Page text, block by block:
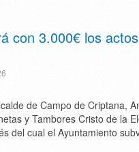
con 3.000€ los
de Campo de Criptana,
y Tambores Cristo de la
del cual el Ayuntamiento